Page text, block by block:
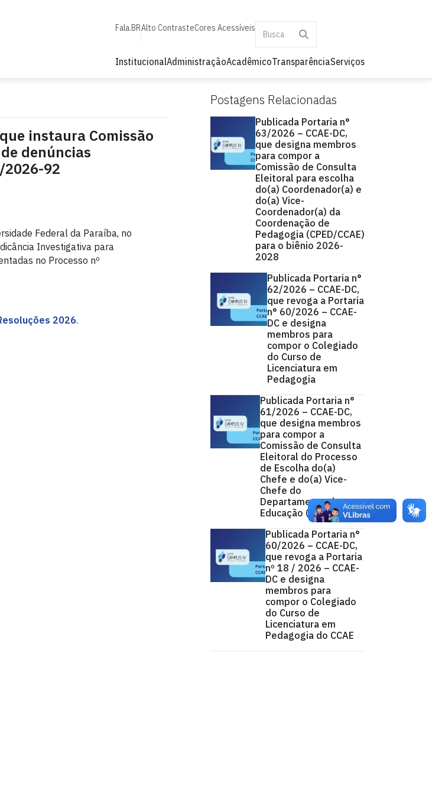
Fala.BRAlto ContrasteCores Acessíveis
InstitucionalAdministraçãoAcadêmicoTransparênciaServiços
Postagens Relacionadas
Publicada Portaria n°
63/2026 – CCAE-DC,
que designa membros
para compor a
Comissão de Consulta
Eleitoral para escolha
do(a) Coordenador(a) e
do(a) Vice-
Coordenador(a) da
Coordenação de
Pedagogia (CPED/CCAE)
para o biênio 2026-
2028
Publicada Portaria n°
62/2026 – CCAE-DC,
que revoga a Portaria
n° 60/2026 – CCAE-
DC e designa
membros para
compor o Colegiado
do Curso de
Licenciatura em
Pedagogia
Publicada Portaria n°
61/2026 – CCAE-DC,
que designa membros
para compor a
Comissão de Consulta
Eleitoral do Processo
de Escolha do(a)
Chefe e do(a) Vice-
Chefe do
Departamento de
Educação (DED/CCAE)
Publicada Portaria n°
60/2026 – CCAE-DC,
que revoga a Portaria
nº 18 / 2026 – CCAE-
DC e designa
membros para
compor o Colegiado
do Curso de
Licenciatura em
Pedagogia do CCAE
instaura Comissão
denúncias
2026-92
Federal da Paraíba, no
Investigativa para
no Processo nº
2026.